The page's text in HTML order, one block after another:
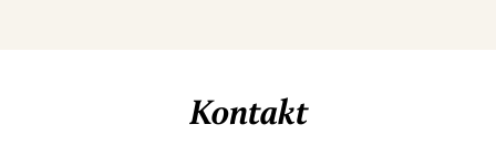
Kontakt